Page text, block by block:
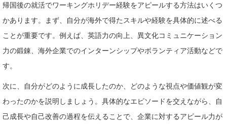
帰国後の就活でワーキングホリデー経験をアピールする方法はいくつ
かあります。まず、自分が海外で得たスキルや経験を具体的に述べる
ことが重要です。例えば、英語力の向上、異文化コミュニケーション
力の鍛錬、海外企業でのインターンシップやボランティア活動などで
す。
次に、自分がどのように成長したのか、どのような視点や価値観が変
わったのかを説明しましょう。具体的なエピソードを交えながら、自
己成長や自己改善の過程を伝えることで、企業に対するアピール力が